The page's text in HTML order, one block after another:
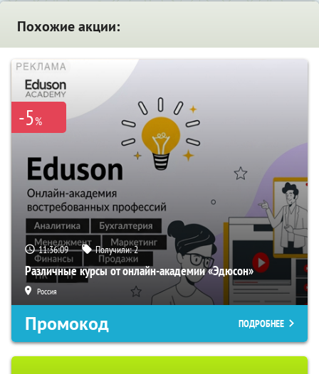
Похожие акции:
-5%
11:36:08 Получили:2
Различные курсы от онлайн-академии «Эдюсон»
Россия
Промокод ПОДРОБНЕЕ